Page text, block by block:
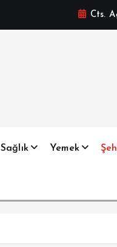
Cts.
Sağlık Yemek